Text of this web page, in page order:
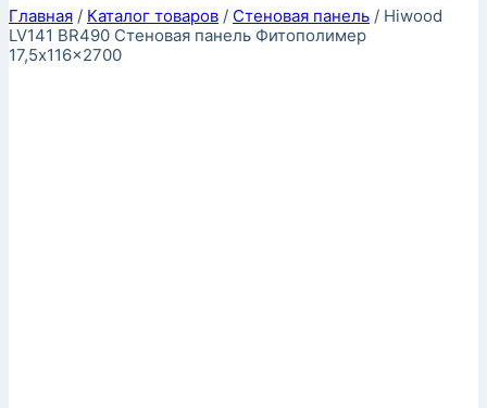
Главная / Каталог товаров / Стеновая панель / Hiwood
LV141 BR490 Стеновая панель Фитополимер
17,5x116x2700